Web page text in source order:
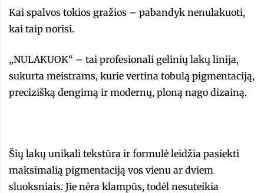
Kai spalvos tokios gražios – pabandyk nenulakuoti,
kai taip norisi.
„NULAKUOK“ – tai profesionali gelinių lakų linija,
sukurta meistrams, kurie vertina tobulą pigmentaciją,
precizišką dengimą ir modernų, ploną nago dizainą.
Šių lakų unikali tekstūra ir formulė leidžia pasiekti
maksimalią pigmentaciją vos vienu ar dviem
sluoksniais. Jie nėra klampūs, todėl nesuteikia